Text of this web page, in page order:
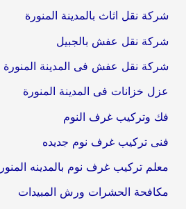
شركة نقل اثاث بالمدينة المنورة
شركة نقل عفش بالجبيل
شركة نقل عفش فى المدينة المنورة
عزل خزانات فى المدينة المنورة
فك وتركيب غرف النوم
فنى تركيب غرف نوم جديده
معلم تركيب غرف نوم بالمدينه
مكافحة الحشرات ورش المبيدات